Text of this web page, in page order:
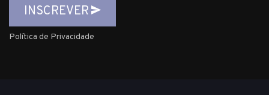
INSCREVER
Política de Privacidade